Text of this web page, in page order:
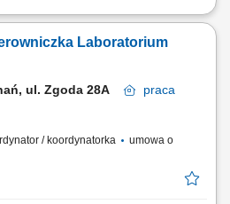
pracy operacyjnej
diagnostów oraz personelem
celów i wspieranie ich rozwoju.
Laboratorium
ul. Zgoda 28A
praca
/ koordynatorka
umowa o